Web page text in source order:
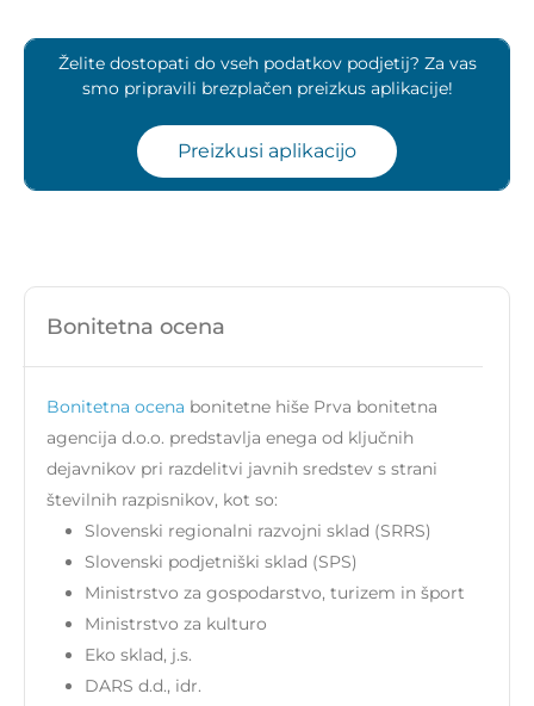
Želite dostopati do vseh podatkov podjetij? Za vas
smo pripravili brezplačen preizkus aplikacije!
Preizkusi aplikacijo
Bonitetna ocena
Bonitetna ocena bonitetne hiše Prva bonitetna
agencija d.o.o. predstavlja enega od ključnih
dejavnikov pri razdelitvi javnih sredstev s strani
številnih razpisnikov, kot so:
Slovenski regionalni razvojni sklad (SRRS)
Slovenski podjetniški sklad (SPS)
Ministrstvo za gospodarstvo, turizem in šport
Ministrstvo za kulturo
Eko sklad, j.s.
DARS d.d., idr.